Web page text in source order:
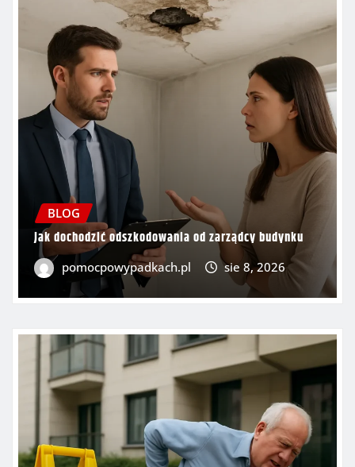
BLOG
Jak dochodzić odszkodowania od zarządcy budynku
pomocpowypadkach.pl sie 8, 2026